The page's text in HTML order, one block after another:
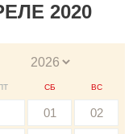
2020
СБ ВС
01 02